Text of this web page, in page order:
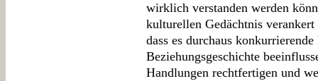
wirklich verstanden werden
kulturellen Gedächtnis
dass es durchaus
Beziehungsgeschichte
Handlungen rechtfertigen und